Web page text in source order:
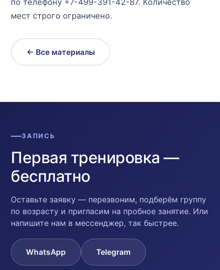
по телефону +7-499-391-42-87. Количество
мест строго ограничено.
← Все материалы
ЗАПИСЬ
Первая тренировка —
бесплатно
Оставьте заявку — перезвоним, подберём группу
по возрасту и пригласим на пробное занятие. Или
напишите нам в мессенджер, так быстрее.
WhatsApp Telegram